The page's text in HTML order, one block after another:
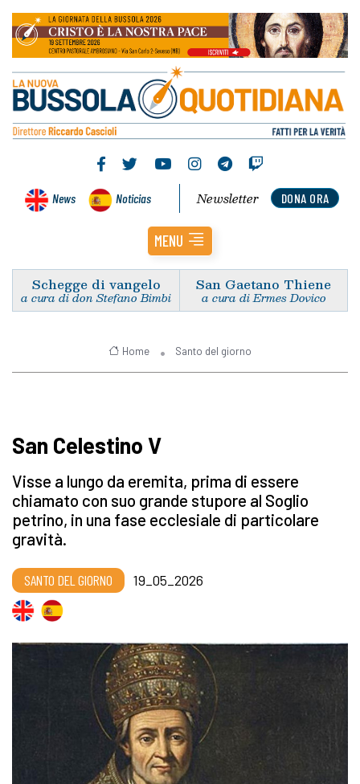
News Noticias DONA ORA
Newsletter
MENU
Schegge di vangelo
a cura di don Stefano Bimbi
San Gaetano Thiene
a cura di Ermes Dovico
Home Santo del giorno
San Celestino V
Visse a lungo da eremita, prima di essere
chiamato con suo grande stupore al Soglio
petrino, in una fase ecclesiale di particolare
gravità.
SANTO DEL GIORNO 19_05_2026